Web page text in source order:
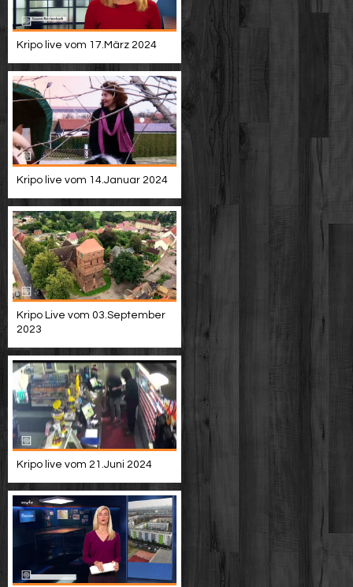
Kripo live vom 17.März 2024
Kripo live vom 14.Januar 2024
Kripo Live vom 03.September
2023
Kripo live vom 21.Juni 2024